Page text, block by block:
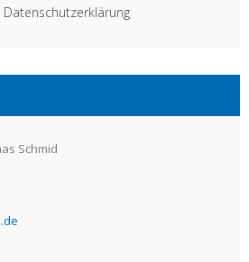
Schmid